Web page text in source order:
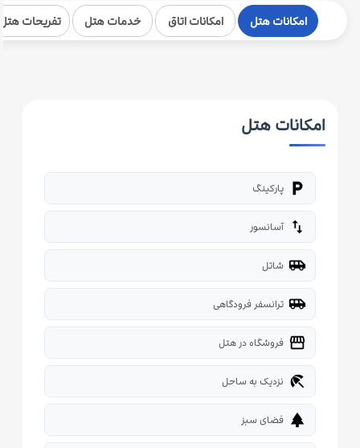
امکانات هتل امکانات اتاق خدمات هتل تفریحات
امکانات هتل
local_parking پارکینگ
import_export آسانسور
airport_shuttle شاتل
airport_shuttle ترانسفر فرودگاهی
storefront فروشگاه در هتل
beach_access نزدیک به ساحل
park فضای سبز